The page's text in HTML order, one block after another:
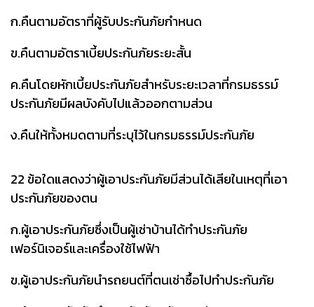
ก.คืนตามอัตราที่ผู้รับประกันภัยกำหนด
ข.คืนตามอัตราเบี้ยประกันภัยระยะสั้น
ค.คืนโดยหักเบี้ยประกันภัยสำหรับระยะเวลาที่กรมธรรม์
ประกันภัยมีผลบังคับไปแล้วออกตามส่วน
ง.คืนให้ทั้งหมดตามที่ระบุไว้ในกรมธรรม์ประกันภัย
22 ข้อใดแสดงว่าผู้เอาประกันภัยมีส่วนได้เสียในเหตุที่เอา
ประกันภัยของตน
ก.ผู้เอาประกันภัยซึ่งเป็นผู้เช่าบ้านได้ทำประกันภัย
เฟอร์นิเจอร์และเครื่องใช้ไฟฟ้า
ข.ผู้เอาประกันภัยนำรถยนต์ที่ตนเช่าซื้อไปทำประกันภัย